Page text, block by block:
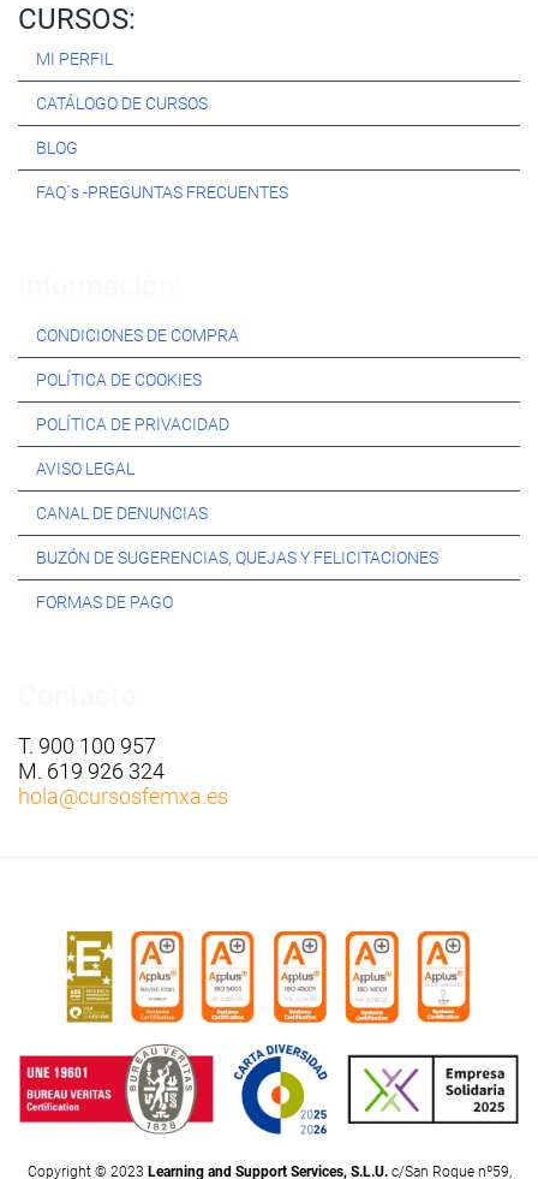
CURSOS:
MI PERFIL
CATÁLOGO DE CURSOS
BLOG
FAQ´s -PREGUNTAS FRECUENTES
CONDICIONES DE COMPRA
POLÍTICA DE COOKIES
POLÍTICA DE PRIVACIDAD
AVISO LEGAL
CANAL DE DENUNCIAS
BUZÓN DE SUGERENCIAS, QUEJAS Y FELICITACIONES
FORMAS DE PAGO
T. 900 100 957
M. 619 926 324
hola@cursosfemxa.es
Copyright © 2023 Learning and Support Services, S.L.U.c/San Roque nº59,